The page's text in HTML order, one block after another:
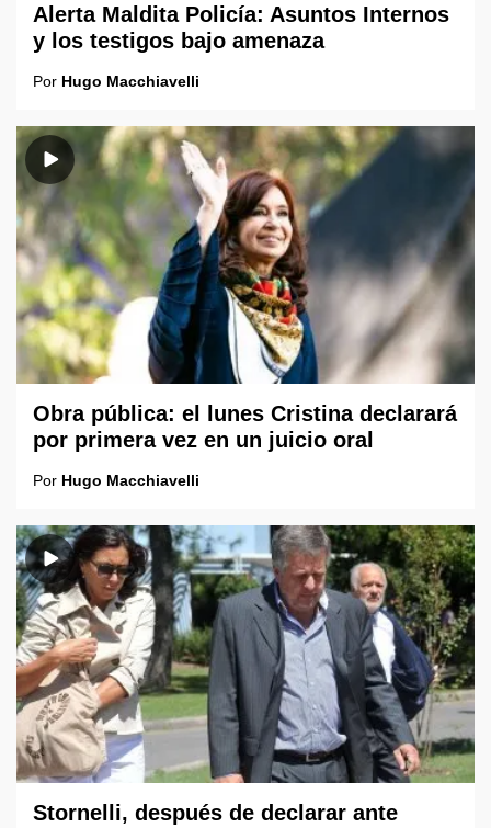
Alerta Maldita Policía: Asuntos Internos
y los testigos bajo amenaza
Por Hugo Macchiavelli
Obra pública: el lunes Cristina declarará
por primera vez en un juicio oral
Por Hugo Macchiavelli
Stornelli, después de declarar ante